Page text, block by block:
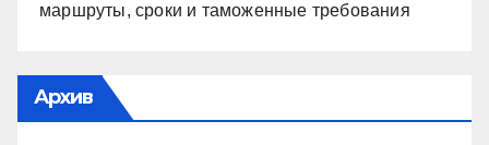
маршруты, сроки и таможенные требования
Архив